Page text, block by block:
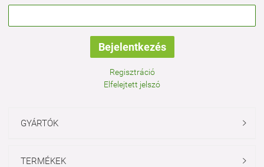
Regisztráció
Elfelejtett jelszó
GYÁRTÓK 
TERMÉKEK 